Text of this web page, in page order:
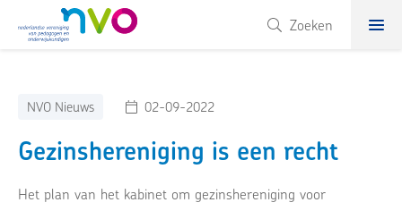
NVO Zoeken
NVO Nieuws 02-09-2022
Gezinshereniging is een recht
Het plan van het kabinet om gezinshereniging voor